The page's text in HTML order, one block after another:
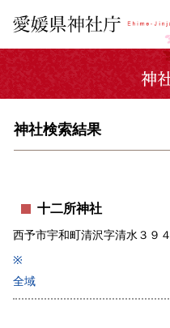
神社検索結果
十二所神社
西予市宇和町清沢字清水３９４
※
全域